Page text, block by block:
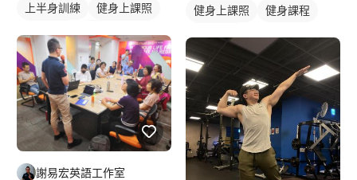
上半身訓練
健身上課照
健身教練
私人健身教練
重訓教練
重訓課程
健身課程
背部訓練
謝易宏英語工作室
健身上課照
健身課程